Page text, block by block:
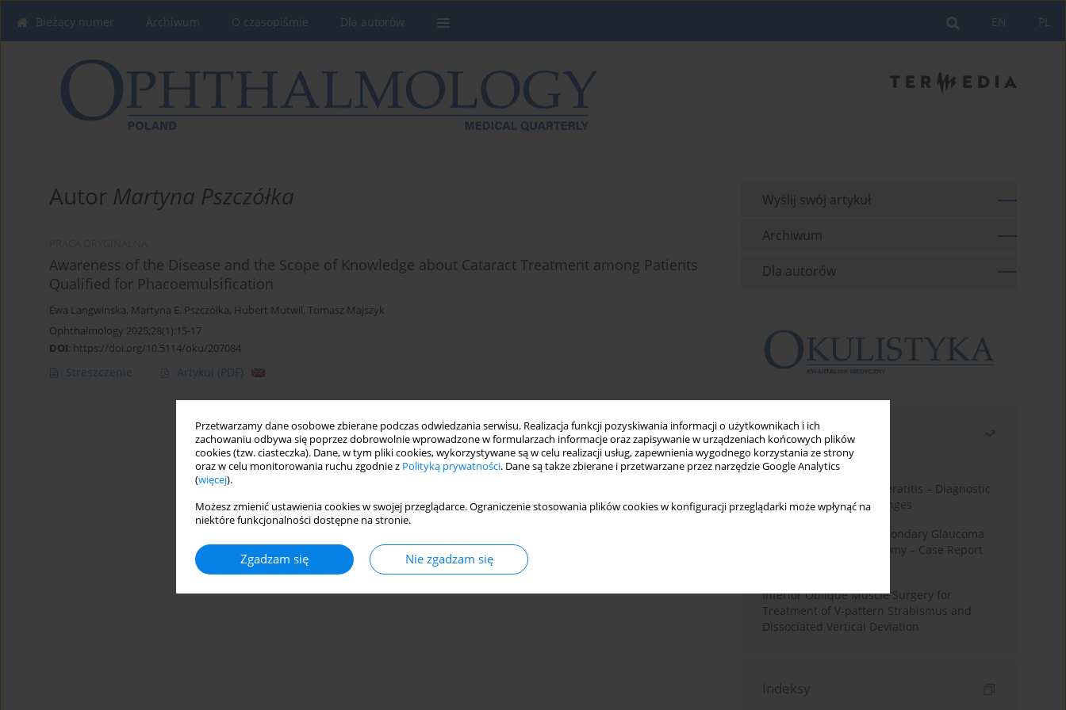
Przetwarzamy dane osobowe zbierane podczas odwiedzania serwisu. Realizacja funkcji pozyskiwania informacji o użytkownikach i ich
zachowaniu odbywa się poprzez dobrowolnie wprowadzone w formularzach informacje oraz zapisywanie w urządzeniach końcowych plików
cookies (tzw. ciasteczka). Dane, w tym pliki cookies, wykorzystywane są w celu realizacji usług, zapewnienia wygodnego korzystania ze strony
oraz w celu monitorowania ruchu zgodnie z Polityką prywatności. Dane są także zbierane i przetwarzane przez narzędzie Google Analytics
(więcej).
Możesz zmienić ustawienia cookies w swojej przeglądarce. Ograniczenie stosowania plików cookies w konfiguracji przeglądarki może wpłynąć na
niektóre funkcjonalności dostępne na stronie.
Zgadzam się Nie zgadzam się
PL
EN
Bieżący numer Archiwum O czasopiśmie Dla autorów
Autor Martyna Pszczółka
Awareness of the Disease and the Scope of Knowledge about Cataract Treatment among Patients
Qualified for Phacoemulsification
Ewa Langwinska, Martyna E. Pszczółka, Hubert Mutwil, Tomasz Majszyk
Ophthalmology 2025;28(1):15-17
DOI: https://doi.org/10.5114/oku/207084
Streszczenie Artykuł (PDF)
Wyślij swój artykuł
Archiwum
Dla autorów
Najczęściej czytane
Miesiąc
Rok
Herpes Simplex Virus Keratitis – Diagnostic
and Therapeutic Challenges
Silicone Oil-Induced Secondary Glaucoma
After Pars Plana Vitrectomy – Case Report
Inferior Oblique Muscle Surgery for
Treatment of V-pattern Strabismus and
Dissociated Vertical Deviation
Indeksy